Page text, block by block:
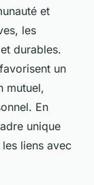
et
les
durables.
un
mutuel,
En
unique
liens avec